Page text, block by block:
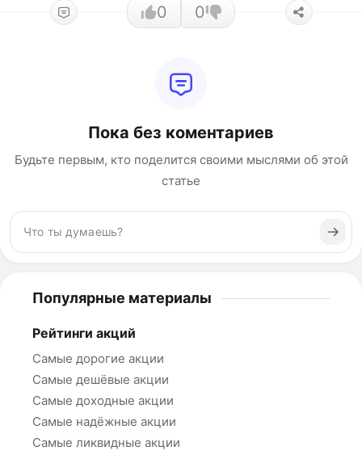
0 0
Пока без коментариев
Будьте первым, кто поделится своими мыслями об этой
статье
Популярные материалы
Рейтинги акций
Самые дорогие акции
Самые дешёвые акции
Самые доходные акции
Самые надёжные акции
Самые ликвидные акции